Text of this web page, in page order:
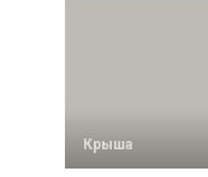
Крыша